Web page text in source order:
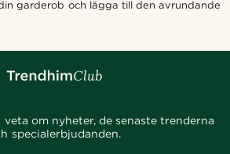
garderob och lägga till den avrundande
om nyheter, de senaste trenderna
specialerbjudanden.